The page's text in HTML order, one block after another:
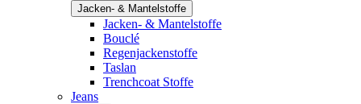
Jacken- & Mantelstoffe
Jacken- & Mantelstoffe
Bouclé
Regenjackenstoffe
Taslan
Trenchcoat Stoffe
Jeans